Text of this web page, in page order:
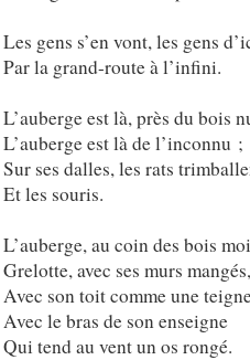
Les gens s’en vont, les gens
Par la grand-route à l’infini.
L’auberge est là, près du bois
L’auberge est là de l’inconnu ;
Sur ses dalles, les rats
Et les souris.
L’auberge, au coin des bois
Grelotte, avec ses murs mangés,
Avec son toit comme une
Avec le bras de son enseigne
Qui tend au vent un os rongé.